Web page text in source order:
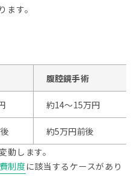
す。
腹腔鏡手術
約14～15万円
約5万円前後
します。
制度に該当するケースがあり